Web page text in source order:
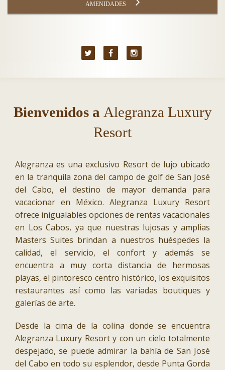
AMENIDADES
Bienvenidos a Alegranza Luxury
Resort
Alegranza es una exclusivo Resort de lujo ubicado
en la tranquila zona del campo de golf de San José
del Cabo, el destino de mayor demanda para
vacacionar en México. Alegranza Luxury Resort
ofrece inigualables opciones de rentas vacacionales
en Los Cabos, ya que nuestras lujosas y amplias
Masters Suites brindan a nuestros huéspedes la
calidad, el servicio, el confort y además se
encuentra a muy corta distancia de hermosas
playas, el pintoresco centro histórico, los exquisitos
restaurantes así como las variadas boutiques y
galerías de arte.
Desde la cima de la colina donde se encuentra
Alegranza Luxury Resort y con un cielo totalmente
despejado, se puede admirar la bahía de San José
del Cabo en todo su esplendor, desde Punta Gorda